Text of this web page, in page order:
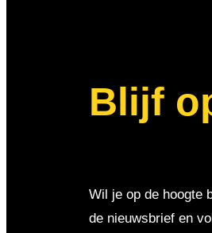
Blijf
Wil je op de hoogte
de nieuwsbrief en